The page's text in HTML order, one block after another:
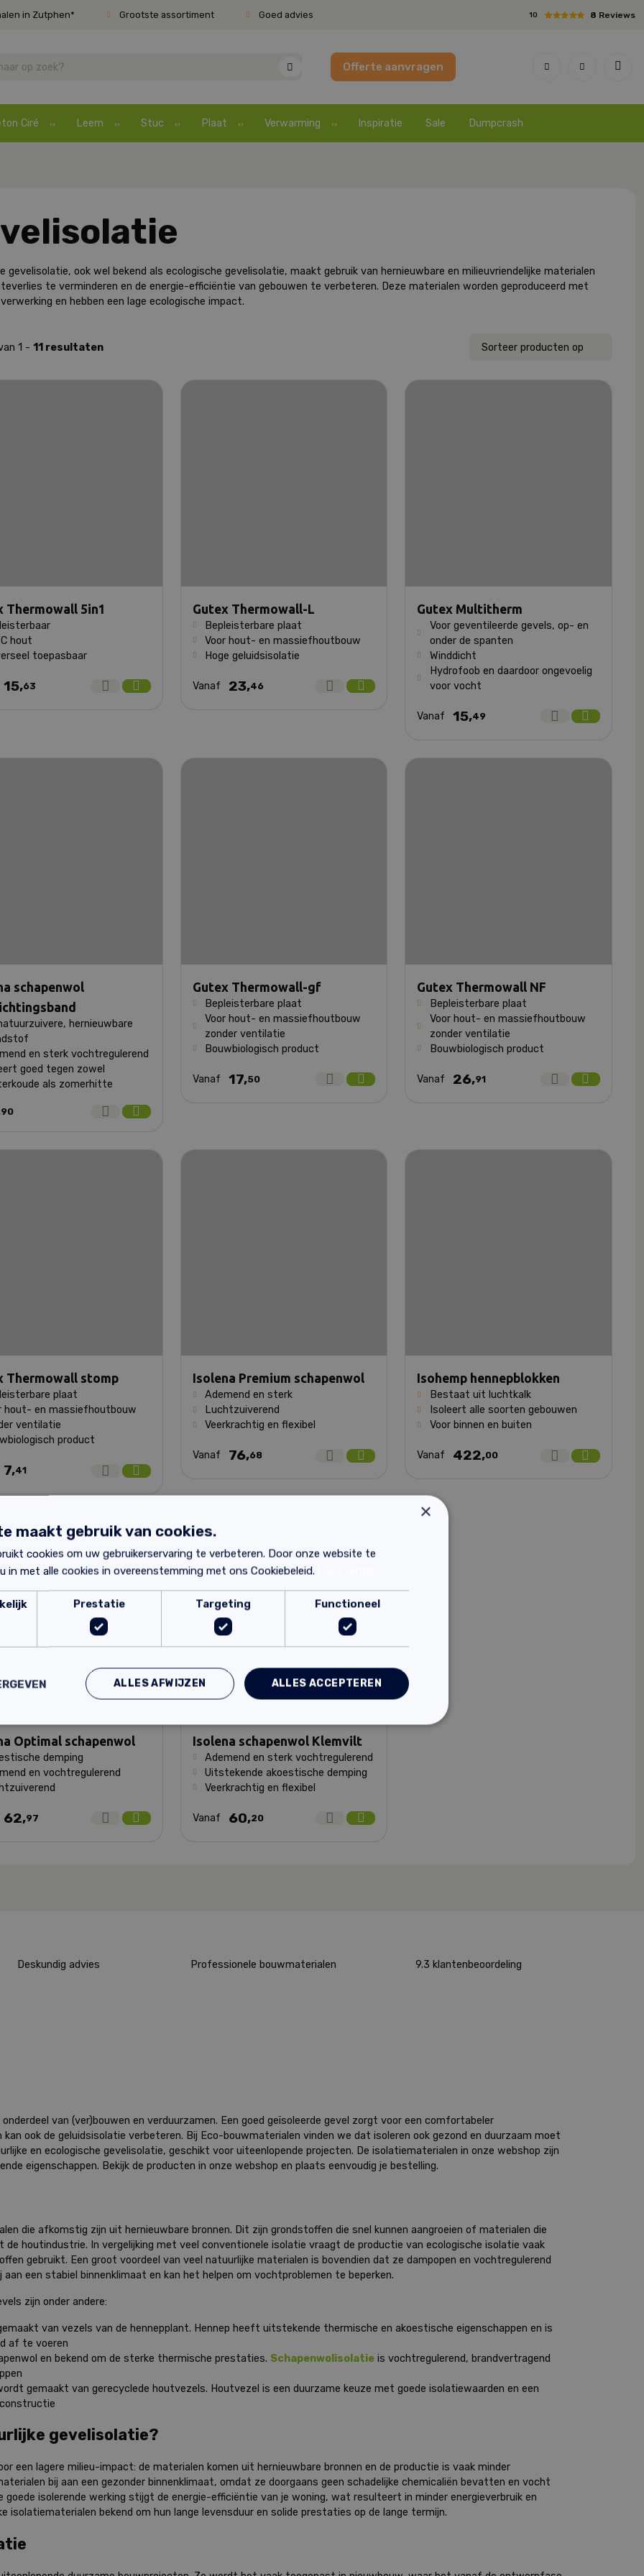
in Zutphen* Grootste assortiment Goed advies 10 8 Reviews
Offerte aanvragen
Ciré Leem Stuc Plaat Verwarming Inspiratie Sale Dumpcrash
gevelisolatie, ook wel bekend als ecologische gevelisolatie, maakt gebruik van hernieuwbare en milieuvriendelijke materialen
te verminderen en de energie-efficiëntie van gebouwen te verbeteren. Deze materialen worden geproduceerd met
en hebben een lage ecologische impact.
1 - 11 resultaten
Thermowall 5in1
hout
toepasbaar
15,63
Gutex Thermowall-L
Bepleisterbare plaat
Voor hout- en massiefhoutbouw
Hoge geluidsisolatie
Vanaf 23,46
Gutex Multitherm
Voor geventileerde gevels, op- en
onder de spanten
Winddicht
Hydrofoob en daardoor ongevoelig
voor vocht
Vanaf 15,49
schapenwol
hernieuwbare
en sterk vochtregulerend
goed tegen zowel
als zomerhitte
90
Gutex Thermowall-gf
Bepleisterbare plaat
Voor hout- en massiefhoutbouw
zonder ventilatie
Bouwbiologisch product
Vanaf 17,50
Gutex Thermowall NF
Bepleisterbare plaat
Voor hout- en massiefhoutbouw
zonder ventilatie
Bouwbiologisch product
Vanaf 26,91
Thermowall stomp
plaat
hout- en massiefhoutbouw
ventilatie
product
7,41
Isolena Premium schapenwol
Ademend en sterk
Luchtzuiverend
Veerkrachtig en flexibel
Vanaf 76,68
Isohemp hennepblokken
Bestaat uit luchtkalk
Isoleert alle soorten gebouwen
Voor binnen en buiten
Vanaf 422,00
Optimal schapenwol
demping
en vochtregulerend
62,97
Isolena schapenwol Klemvilt
Ademend en sterk vochtregulerend
Uitstekende akoestische demping
Veerkrachtig en flexibel
Vanaf 60,20
Deskundig advies Professionele bouwmaterialen 9.3 klantenbeoordeling
van (ver)bouwen en verduurzamen. Een goed geïsoleerde gevel zorgt voor een comfortabeler
ook de geluidsisolatie verbeteren. Bij Eco-bouwmaterialen vinden we dat isoleren ook gezond en duurzaam moet
en ecologische gevelisolatie, geschikt voor uiteenlopende projecten. De isolatiematerialen in onze webshop zijn
eigenschappen. Bekijk de producten in onze webshop en plaats eenvoudig je bestelling.
die afkomstig zijn uit hernieuwbare bronnen. Dit zijn grondstoffen die snel kunnen aangroeien of materialen die
houtindustrie. In vergelijking met veel conventionele isolatie vraagt de productie van ecologische isolatie vaak
gebruikt. Een groot voordeel van veel natuurlijke materialen is bovendien dat ze dampopen en vochtregulerend
een stabiel binnenklimaat en kan het helpen om vochtproblemen te beperken.
zijn onder andere:
van vezels van de hennepplant. Hennep heeft uitstekende thermische en akoestische eigenschappen en is
af te voeren
en bekend om de sterke thermische prestaties. Schapenwolisolatie is vochtregulerend, brandvertragend
gemaakt van gerecyclede houtvezels. Houtvezel is een duurzame keuze met goede isolatiewaarden en een
gevelisolatie?
een lagere milieu-impact: de materialen komen uit hernieuwbare bronnen en de productie is vaak minder
bij aan een gezonder binnenklimaat, omdat ze doorgaans geen schadelijke chemicaliën bevatten en vocht
goede isolerende werking stijgt de energie-efficiëntie van je woning, wat resulteert in minder energieverbruik en
isolatiematerialen bekend om hun lange levensduur en solide prestaties op de lange termijn.
×
maakt gebruik van cookies.
cookies om uw gebruikerservaring te verbeteren. Door onze website te
in met alle cookies in overeenstemming met ons Cookiebeleid.
Prestatie Targeting Functioneel
ALLES ACCEPTEREN
ALLES AFWIJZEN